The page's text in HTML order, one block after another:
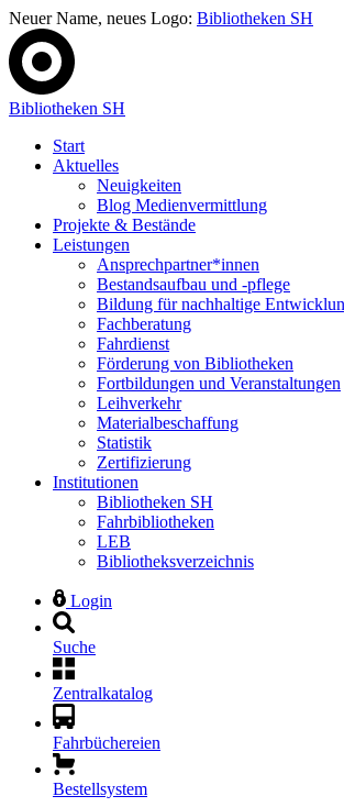
Neuer Name, neues Logo: Bibliotheken SH
Bibliotheken SH
Start
Aktuelles
Neuigkeiten
Blog Medienvermittlung
Projekte & Bestände
Leistungen
Ansprechpartner*innen
Bestandsaufbau und -pflege
Bildung für nachhaltige
Fachberatung
Fahrdienst
Förderung von Bibliotheken
Fortbildungen und Veranstaltungen
Leihverkehr
Materialbeschaffung
Statistik
Zertifizierung
Institutionen
Bibliotheken SH
Fahrbibliotheken
LEB
Bibliotheksverzeichnis
Login
Suche
Zentralkatalog
Fahrbüchereien
Bestellsystem